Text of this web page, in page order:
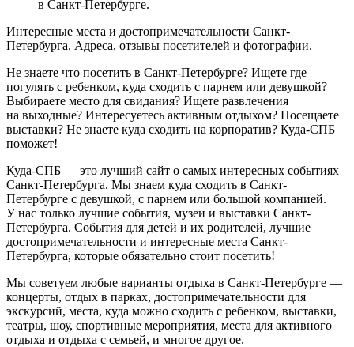
в Санкт-Петербурге.
Интересные места и достопримечательности Санкт-
Петербурга. Адреса, отзывы посетителей и фотографии.
Не знаете что посетить в Санкт-Петербурге? Ищете где
погулять с ребенком, куда сходить с парнем или девушкой?
Выбираете место для свидания? Ищете развлечения
на выходные? Интересуетесь активным отдыхом? Посещаете
выставки? Не знаете куда сходить на корпоратив? Куда-СПБ
поможет!
Куда-СПБ — это лучший сайт о самых интересных событиях
Санкт-Петербурга. Мы знаем куда сходить в Санкт-
Петербурге с девушкой, с парнем или большой компанией.
У нас только лучшие события, музеи и выставки Санкт-
Петербурга. События для детей и их родителей, лучшие
достопримечательности и интересные места Санкт-
Петербурга, которые обязательно стоит посетить!
Мы советуем любые варианты отдыха в Санкт-Петербурге —
концерты, отдых в парках, достопримечательности для
экскурсий, места, куда можно сходить с ребенком, выставки,
театры, шоу, спортивные мероприятия, места для активного
отдыха и отдыха с семьей, и многое другое.